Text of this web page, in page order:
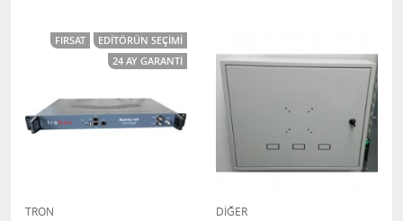
FIRSAT
EDITÖRÜN SEÇIMI
24 AY GARANTI
TRON DİĞER